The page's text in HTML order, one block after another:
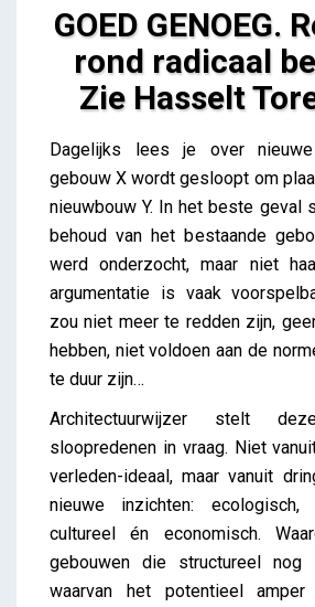
GOED GENOEG.
rond radicaal
Zie Hasselt
GOED GENOEG. Reflecties rond
Zie Hasselt Torenhoog
Lieve Drooghmans
Dagelijks lees je over nieuwe
gebouw X wordt gesloopt om
nieuwbouw Y. In het beste geval
behoud van het bestaande
werd onderzocht, maar niet
argumentatie is vaak
zou niet meer te redden zijn,
hebben, niet voldoen aan de
te duur zijn…
Architectuurwijzer stelt
sloopredenen in vraag. Niet
verleden-ideaal, maar vanuit
nieuwe inzichten: ecologisch,
cultureel én economisch.
gebouwen die structureel
waarvan het potentieel